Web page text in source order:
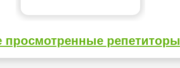
просмотренные репетиторы